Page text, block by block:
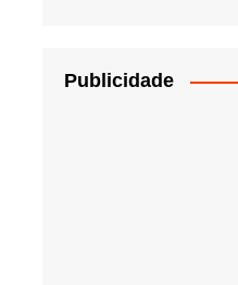
Publicidade